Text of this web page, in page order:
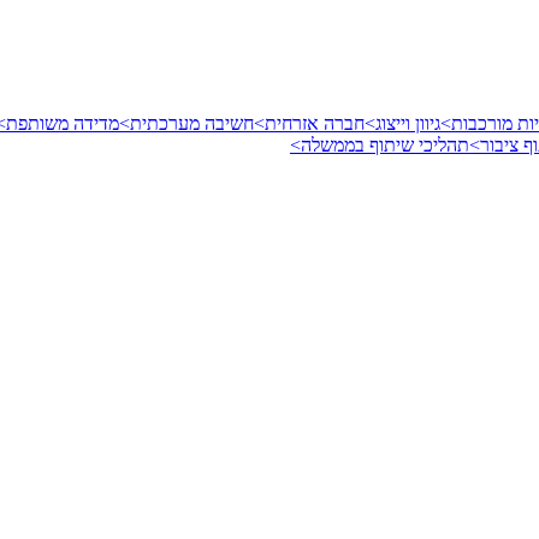
מורכבות>גיוון וייצוג>חברה אזרחית>חשיבה מערכתית>מדידה
ציבור>תהליכי שיתוף בממשלה>